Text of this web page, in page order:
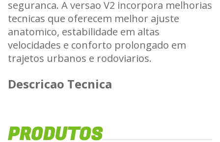
seguranca. A versao V2 incorpora melhorias
tecnicas que oferecem melhor ajuste
anatomico, estabilidade em altas
velocidades e conforto prolongado em
trajetos urbanos e rodoviarios.
Descricao Tecnica
estrategicos em regioes com maior
PRODUTOS